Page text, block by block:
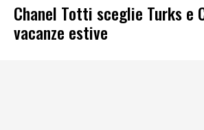
Chanel Totti sceglie Turks e
vacanze estive